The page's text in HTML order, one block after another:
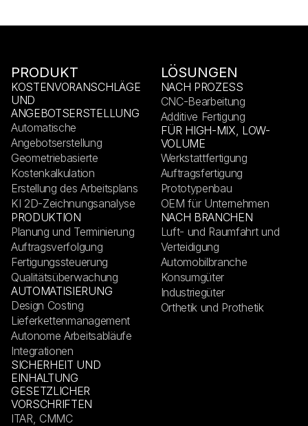
PRODUKT
KOSTENVORANSCHLÄGE
UND
ANGEBOTSERSTELLUNG
Automatische
Angebotserstellung
Geometriebasierte
Kostenkalkulation
Erstellung des Arbeitsplans
KI 2D-Zeichnungsanalyse
PRODUKTION
Planung und Terminierung
Auftragsverfolgung
Fertigungssteuerung
Qualitätsüberwachung
AUTOMATISIERUNG
Design Costing
Lieferkettenmanagement
Autonome Arbeitsabläufe
Integrationen
SICHERHEIT UND
EINHALTUNG
GESETZLICHER
VORSCHRIFTEN
ITAR, CMMC
LÖSUNGEN
NACH PROZESS
CNC-Bearbeitung
Additive Fertigung
FÜR HIGH-MIX, LOW-
VOLUME
Werkstattfertigung
Auftragsfertigung
Prototypenbau
OEM für Unternehmen
NACH BRANCHEN
Luft- und Raumfahrt und
Verteidigung
Automobilbranche
Konsumgüter
Industriegüter
Orthetik und Prothetik